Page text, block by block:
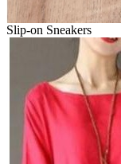
Slip-on Sneakers